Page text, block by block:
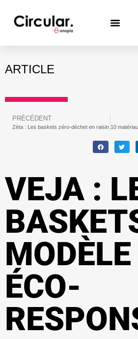
ARTICLE
PRÉCÉDENT
Zèta : Les baskets zéro-déchet en raisin
VEJA :
MODÈLE
ÉCO-